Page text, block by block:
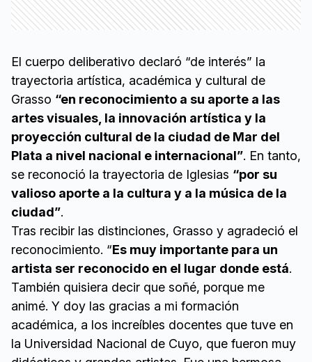
El cuerpo deliberativo declaró “de interés” la
trayectoria artística, académica y cultural de
Grasso “en reconocimiento a su aporte a las
artes visuales, la innovación artística y la
proyección cultural de la ciudad de Mar del
Plata a nivel nacional e internacional”. En tanto,
se reconoció la trayectoria de Iglesias “por su
valioso aporte a la cultura y a la música de la
ciudad”.
Tras recibir las distinciones, Grasso y agradeció el
reconocimiento. “Es muy importante para un
artista ser reconocido en el lugar donde está.
También quisiera decir que soñé, porque me
animé. Y doy las gracias a mi formación
académica, a los increíbles docentes que tuve en
la Universidad Nacional de Cuyo, que fueron muy